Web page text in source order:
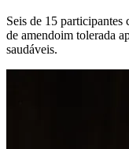
Seis de 15 participantes
de amendoim tolerada
saudáveis.